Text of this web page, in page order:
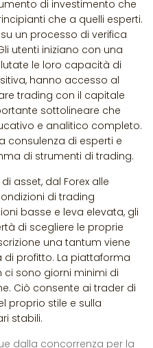
di investimento che
che a quelli esperti.
un processo di verifica
utenti iniziano con una
le loro capacità di
hanno accesso al
trading con il capitale
sottolineare che
e analitico completo.
consulenza di esperti e
di strumenti di trading.
asset, dal Forex alle
di trading
basse e leva elevata, gli
di scegliere le proprie
una tantum viene
profitto. La piattaforma
ci sono giorni minimi di
Ciò consente ai trader di
proprio stile e sulla
stabili.
dalla concorrenza per la